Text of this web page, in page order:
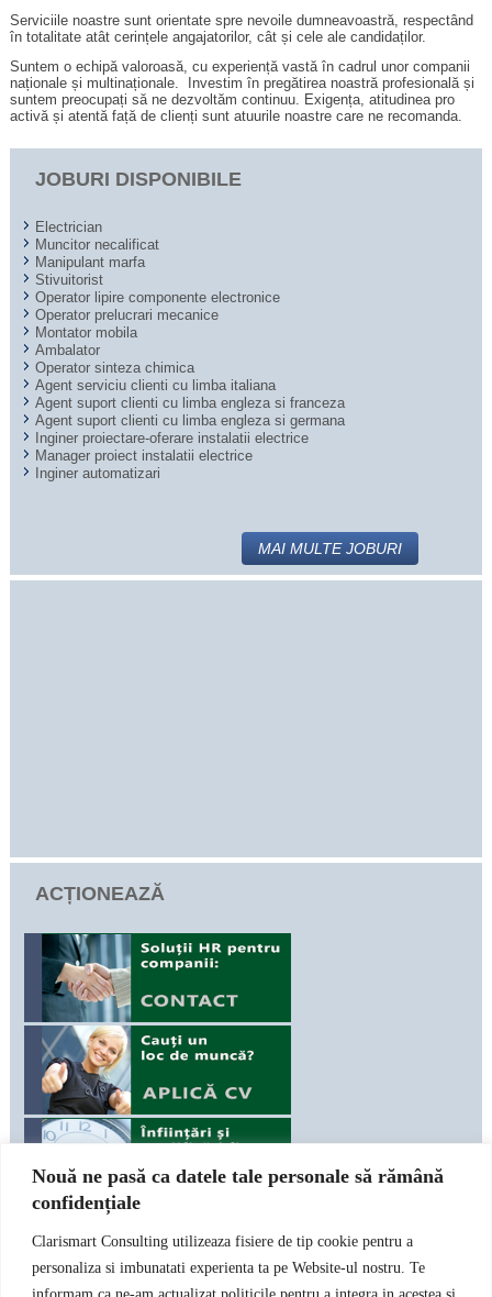
Nouă ne pasă ca datele tale personale să rămână
confidențiale
Clarismart Consulting utilizeaza fisiere de tip cookie pentru a
personaliza si imbunatati experienta ta pe Website-ul nostru. Te
informam ca ne-am actualizat politicile pentru a integra in acestea si
Serviciile noastre sunt orientate spre nevoile dumneavoastră, respectând
în totalitate atât cerințele angajatorilor, cât și cele ale candidaților.
Suntem o echipă valoroasă, cu experiență vastă în cadrul unor companii
naționale și multinaționale. Investim în pregătirea noastră profesională și
suntem preocupați să ne dezvoltăm continuu. Exigența, atitudinea pro
activă și atentă față de clienți sunt atuurile noastre care ne recomanda.
JOBURI DISPONIBILE
Electrician
Muncitor necalificat
Manipulant marfa
Stivuitorist
Operator lipire componente electronice
Operator prelucrari mecanice
Montator mobila
Ambalator
Operator sinteza chimica
Agent serviciu clienti cu limba italiana
Agent suport clienti cu limba engleza si franceza
Agent suport clienti cu limba engleza si germana
Inginer proiectare-oferare instalatii electrice
Manager proiect instalatii electrice
Inginer automatizari
MAI MULTE JOBURI
ACȚIONEAZĂ
SOLUȚII